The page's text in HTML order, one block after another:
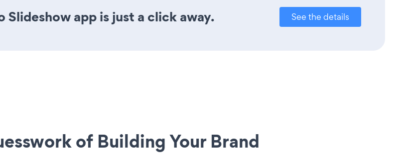
app is just a click away. See the details
of Building Your Brand